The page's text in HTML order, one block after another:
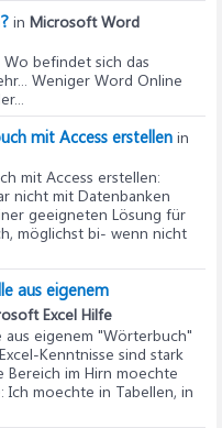
in Microsoft Word
Wo befindet sich das
Weniger Word Online
mit Access erstellen in
mit Access erstellen:
nicht mit Datenbanken
geeigneten Lösung für
möglichst bi- wenn nicht
aus eigenem
Excel Hilfe
eigenem "Wörterbuch"
Kenntnisse sind stark
im Hirn moechte
Ich moechte in Tabellen, in